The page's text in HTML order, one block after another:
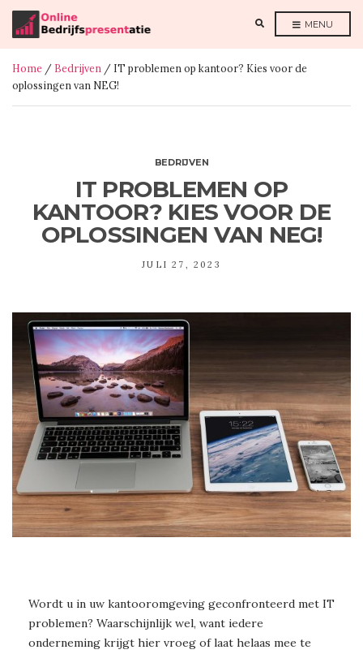
A
D
MENU
Home / Bedrijven / IT problemen op kantoor? Kies voor de
oplossingen van NEG!
BEDRIJVEN
IT PROBLEMEN OP
KANTOOR? KIES VOOR DE
OPLOSSINGEN VAN NEG!
JULI 27, 2023
Wordt u in uw kantooromgeving geconfronteerd met IT
problemen? Waarschijnlijk wel, want iedere
onderneming krijgt hier vroeg of laat helaas mee te